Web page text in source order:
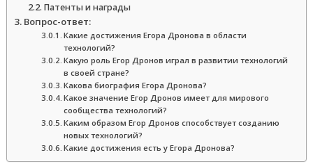
Патенты и награды
Вопрос-ответ:
Какие достижения Егора Дронова в области
технологий?
Какую роль Егор Дронов играл в развитии технологий
в своей стране?
Какова биография Егора Дронова?
Какое значение Егор Дронов имеет для мирового
сообщества технологий?
Каким образом Егор Дронов способствует созданию
новых технологий?
Какие достижения есть у Егора Дронова?